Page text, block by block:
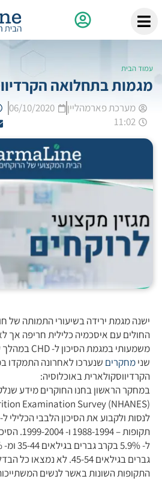
עמוד הבית
מגמות בתחלואה
מערכת פארמהליין
06/10/2020
11:02
ישנה מגמת ירידה בשיעורי התמותה של
החולים עם איסכמיה כלילית חריפה אך
משמעותי במגמת הסיכון ל- CHD במהלך עשר השנים האחרונות.
שנימחקרים שנערכו לאחרונה התמקדו
הקרדיווסקולארית באוכלוסיה:
גברים בגילאים 45-54. לא
התקופות השונות באשר לנשים